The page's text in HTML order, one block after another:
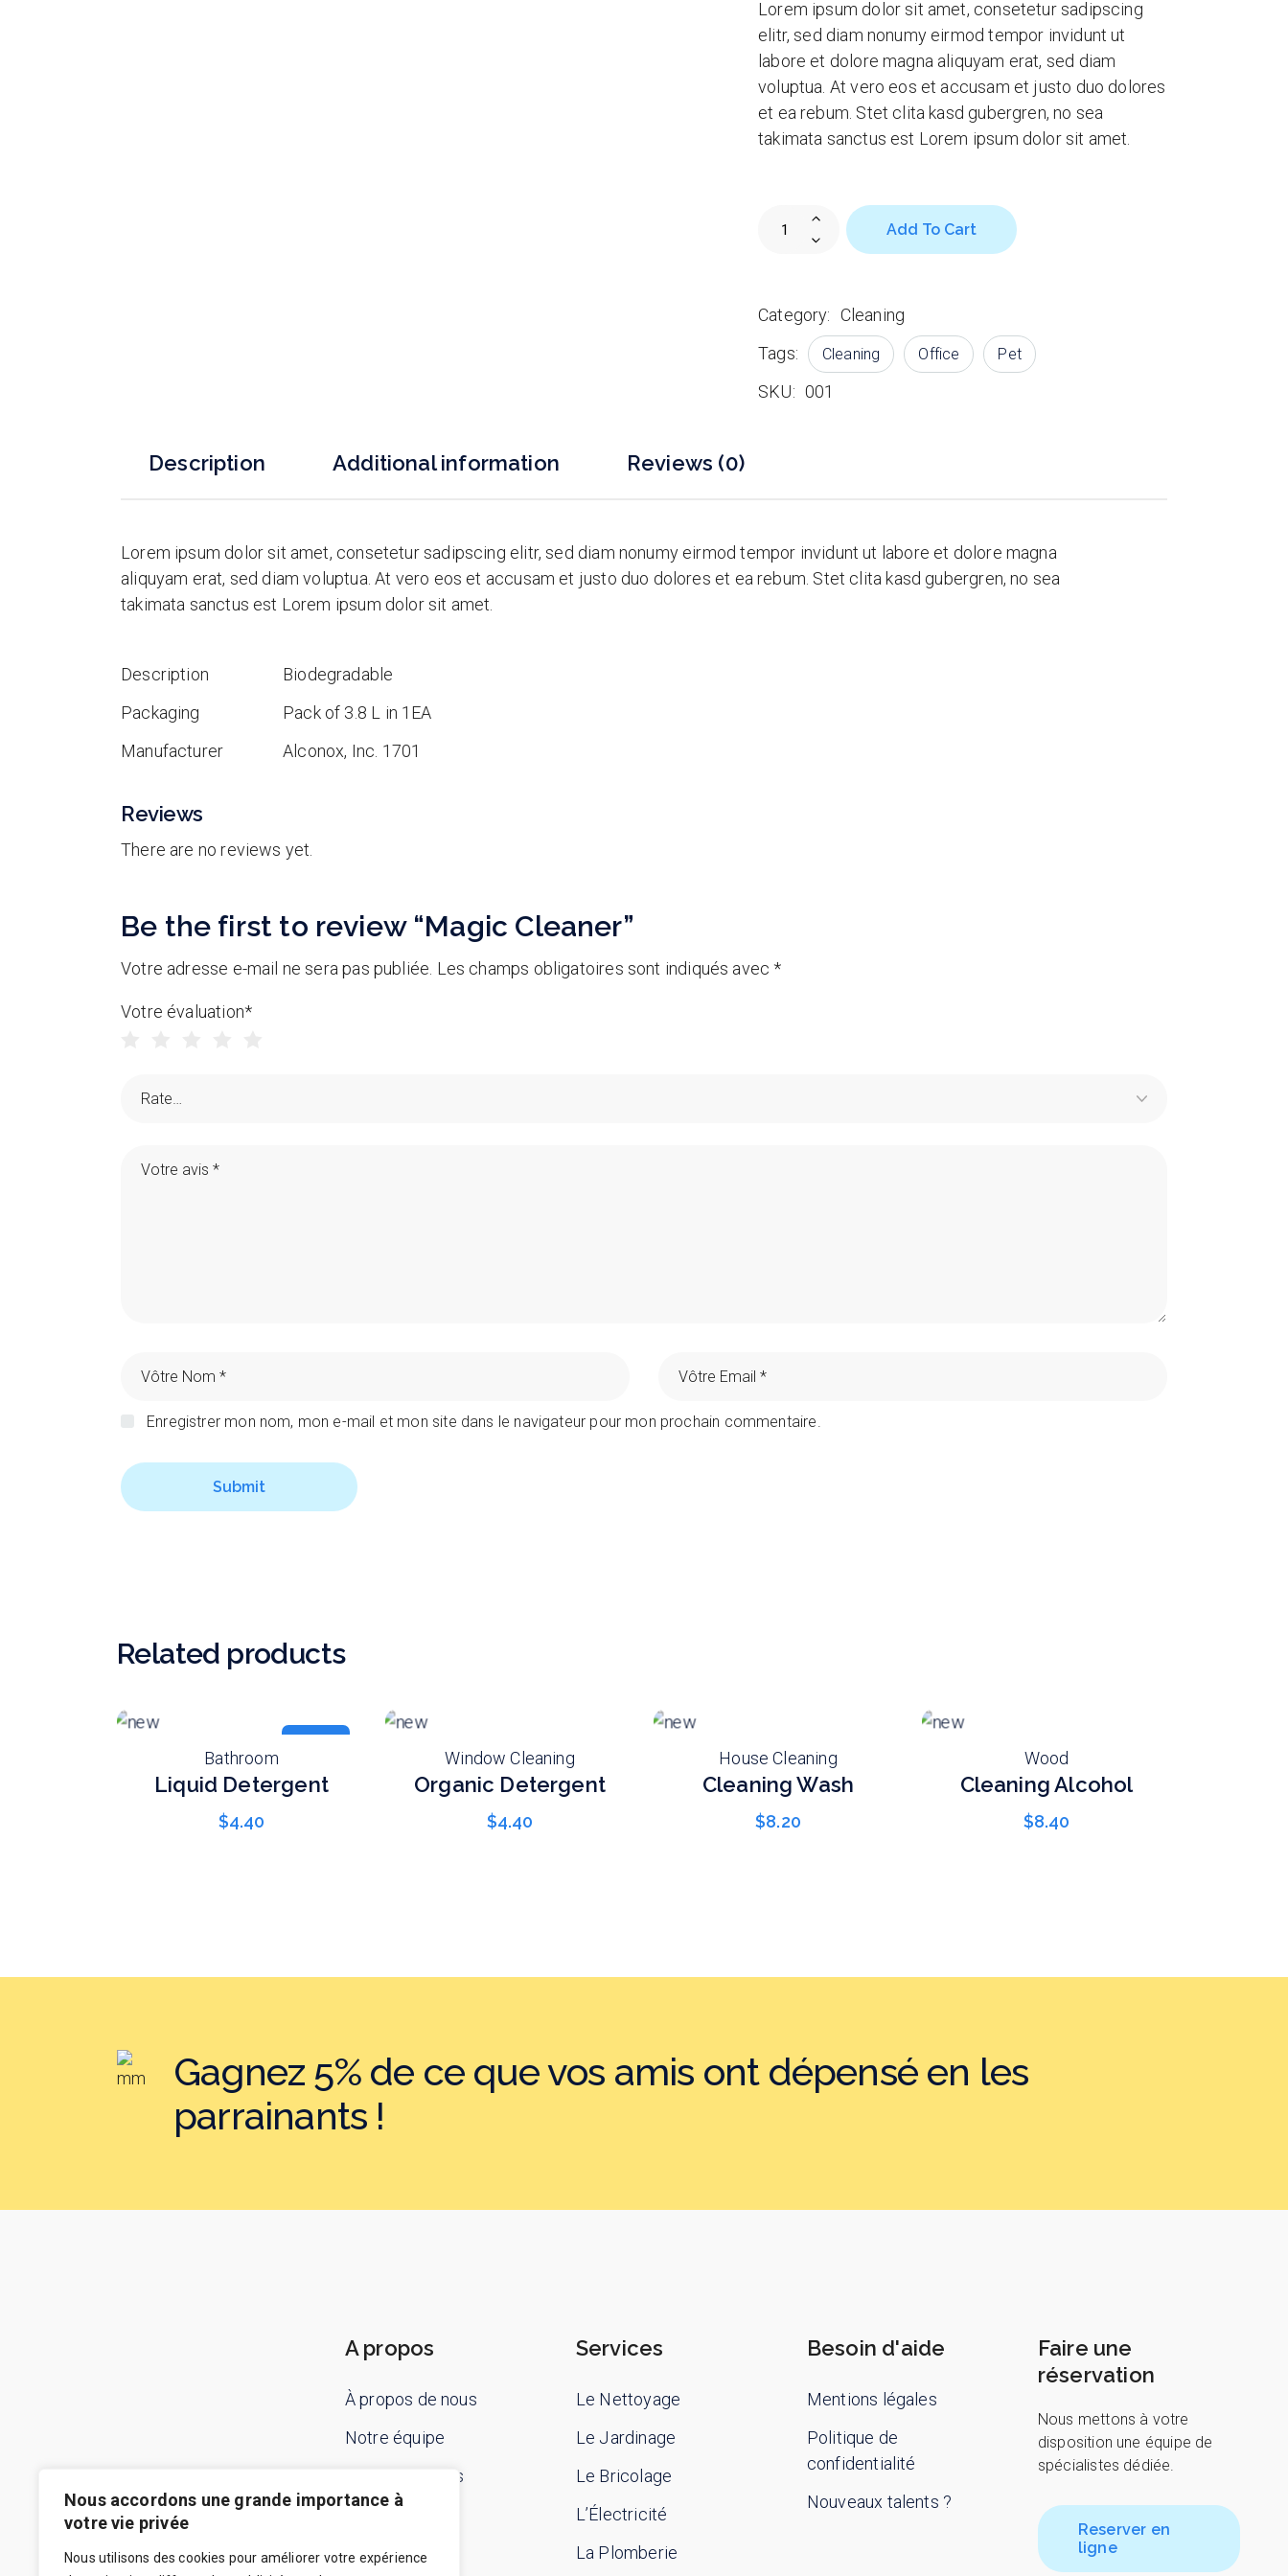
Nous accordons une grande importance à
votre vie privée
Nous utilisons des cookies pour améliorer votre expérience
Lorem ipsum dolor sit amet, consetetur sadipscing
elitr, sed diam nonumy eirmod tempor invidunt ut
labore et dolore magna aliquyam erat, sed diam
voluptua. At vero eos et accusam et justo duo dolores
et ea rebum. Stet clita kasd gubergren, no sea
takimata sanctus est Lorem ipsum dolor sit amet.
Magic Cleaner quantity
Add To Cart
Category: Cleaning
Tags:
Cleaning Office Pet
SKU: 001
Description Additional information Reviews (0)
Lorem ipsum dolor sit amet, consetetur sadipscing elitr, sed diam nonumy eirmod tempor invidunt ut labore et dolore magna
aliquyam erat, sed diam voluptua. At vero eos et accusam et justo duo dolores et ea rebum. Stet clita kasd gubergren, no sea
takimata sanctus est Lorem ipsum dolor sit amet.
Description
Biodegradable
Packaging
Pack of 3.8 L in 1EA
Manufacturer
Alconox, Inc. 1701
Reviews
There are no reviews yet.
Be the first to review “Magic Cleaner”
Votre adresse e-mail ne sera pas publiée. Les champs obligatoires sont indiqués avec*
Votre évaluation*
Enregistrer mon nom, mon e-mail et mon site dans le navigateur pour mon prochain commentaire.
Submit
Related products
new
Bathroom
Liquid Detergent
$4.40
Window Cleaning
Organic Detergent
$4.40
House Cleaning
Cleaning Wash
$8.20
Wood
Cleaning Alcohol
$8.40
Gagnez 5% de ce que vos amis ont dépensé en les
parrainants !
A propos
À propos de nous
Notre équipe
Contactez-nous
Services
Le Nettoyage
Le Jardinage
Le Bricolage
L’Électricité
La Plomberie
Besoin d'aide
Mentions légales
Politique de
confidentialité
Nouveaux talents ?
Faire une
réservation
Nous mettons à votre
disposition une équipe de
spécialistes dédiée.
Reserver en
ligne